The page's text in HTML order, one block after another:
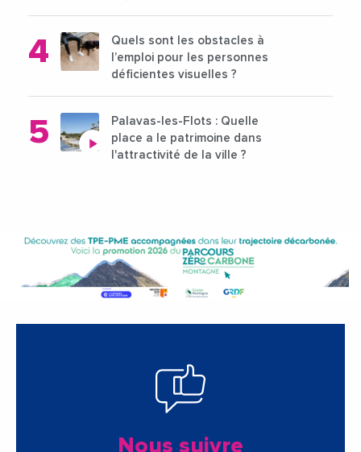
Quels sont les obstacles à
l’emploi pour les personnes
déficientes visuelles ?
Palavas-les-Flots : Quelle
place a le patrimoine dans
l'attractivité de la ville ?
Nous suivre